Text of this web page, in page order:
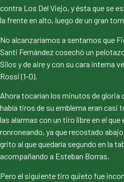
contra Los Del Viejo, y ésta que se
la frente en alto, luego de un gran
No alcanzaríamos a sentarnos que
Santi Fernández cosechó un
Silos y de aire y con su cara interna
Rossi (1-0).
Ahora tocarían los minutos de gloria
había tiros de su emblema eran casi
las alarmas con un tiro libre en el que
ronroneando, ya que recostado
grito al que quedaría segundo en la
acompañando a Esteban Borras.
Pero el siguiente tiro quieto fue